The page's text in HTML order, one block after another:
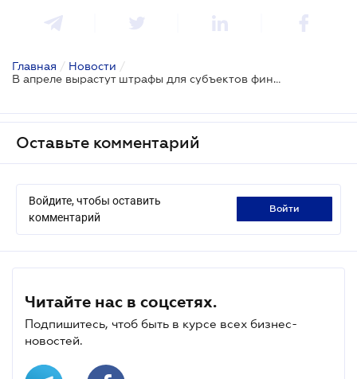
Главная / Новости /
В апреле вырастут штрафы для субъектов финмониторинга
Оставьте комментарий
Войдите, чтобы оставить
комментарий
войти
Читайте нас в соцсетях.
Подпишитесь, чтоб быть в курсе всех бизнес-
новостей.